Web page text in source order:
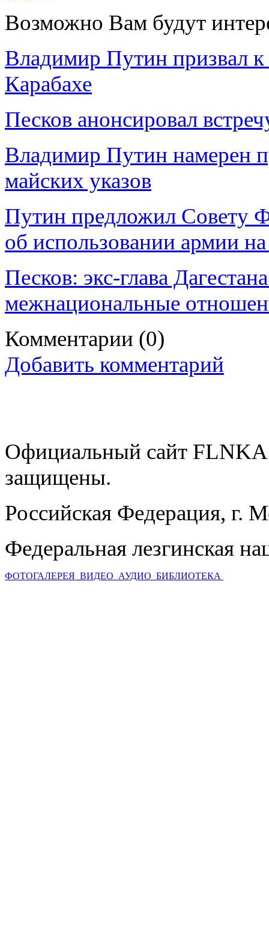
Возможно Вам будут
Владимир Путин призвал
Карабахе
Песков анонсировал
Владимир Путин намерен
майских указов
Путин предложил Совету
об использовании армии
Песков: экс-глава
межнациональные
Комментарии (0)
Добавить комментарий
Официальный сайт
защищены.
Российская Федерация, г.
Федеральная лезгинская
ФОТОГАЛЕРЕЯ ВИДЕО АУДИО БИБЛИОТЕКА